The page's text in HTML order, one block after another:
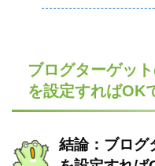
ブログターゲッ
を設定すればOK
結論：ブログ